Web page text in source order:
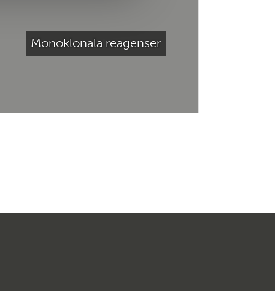
Monoklonala reagenser